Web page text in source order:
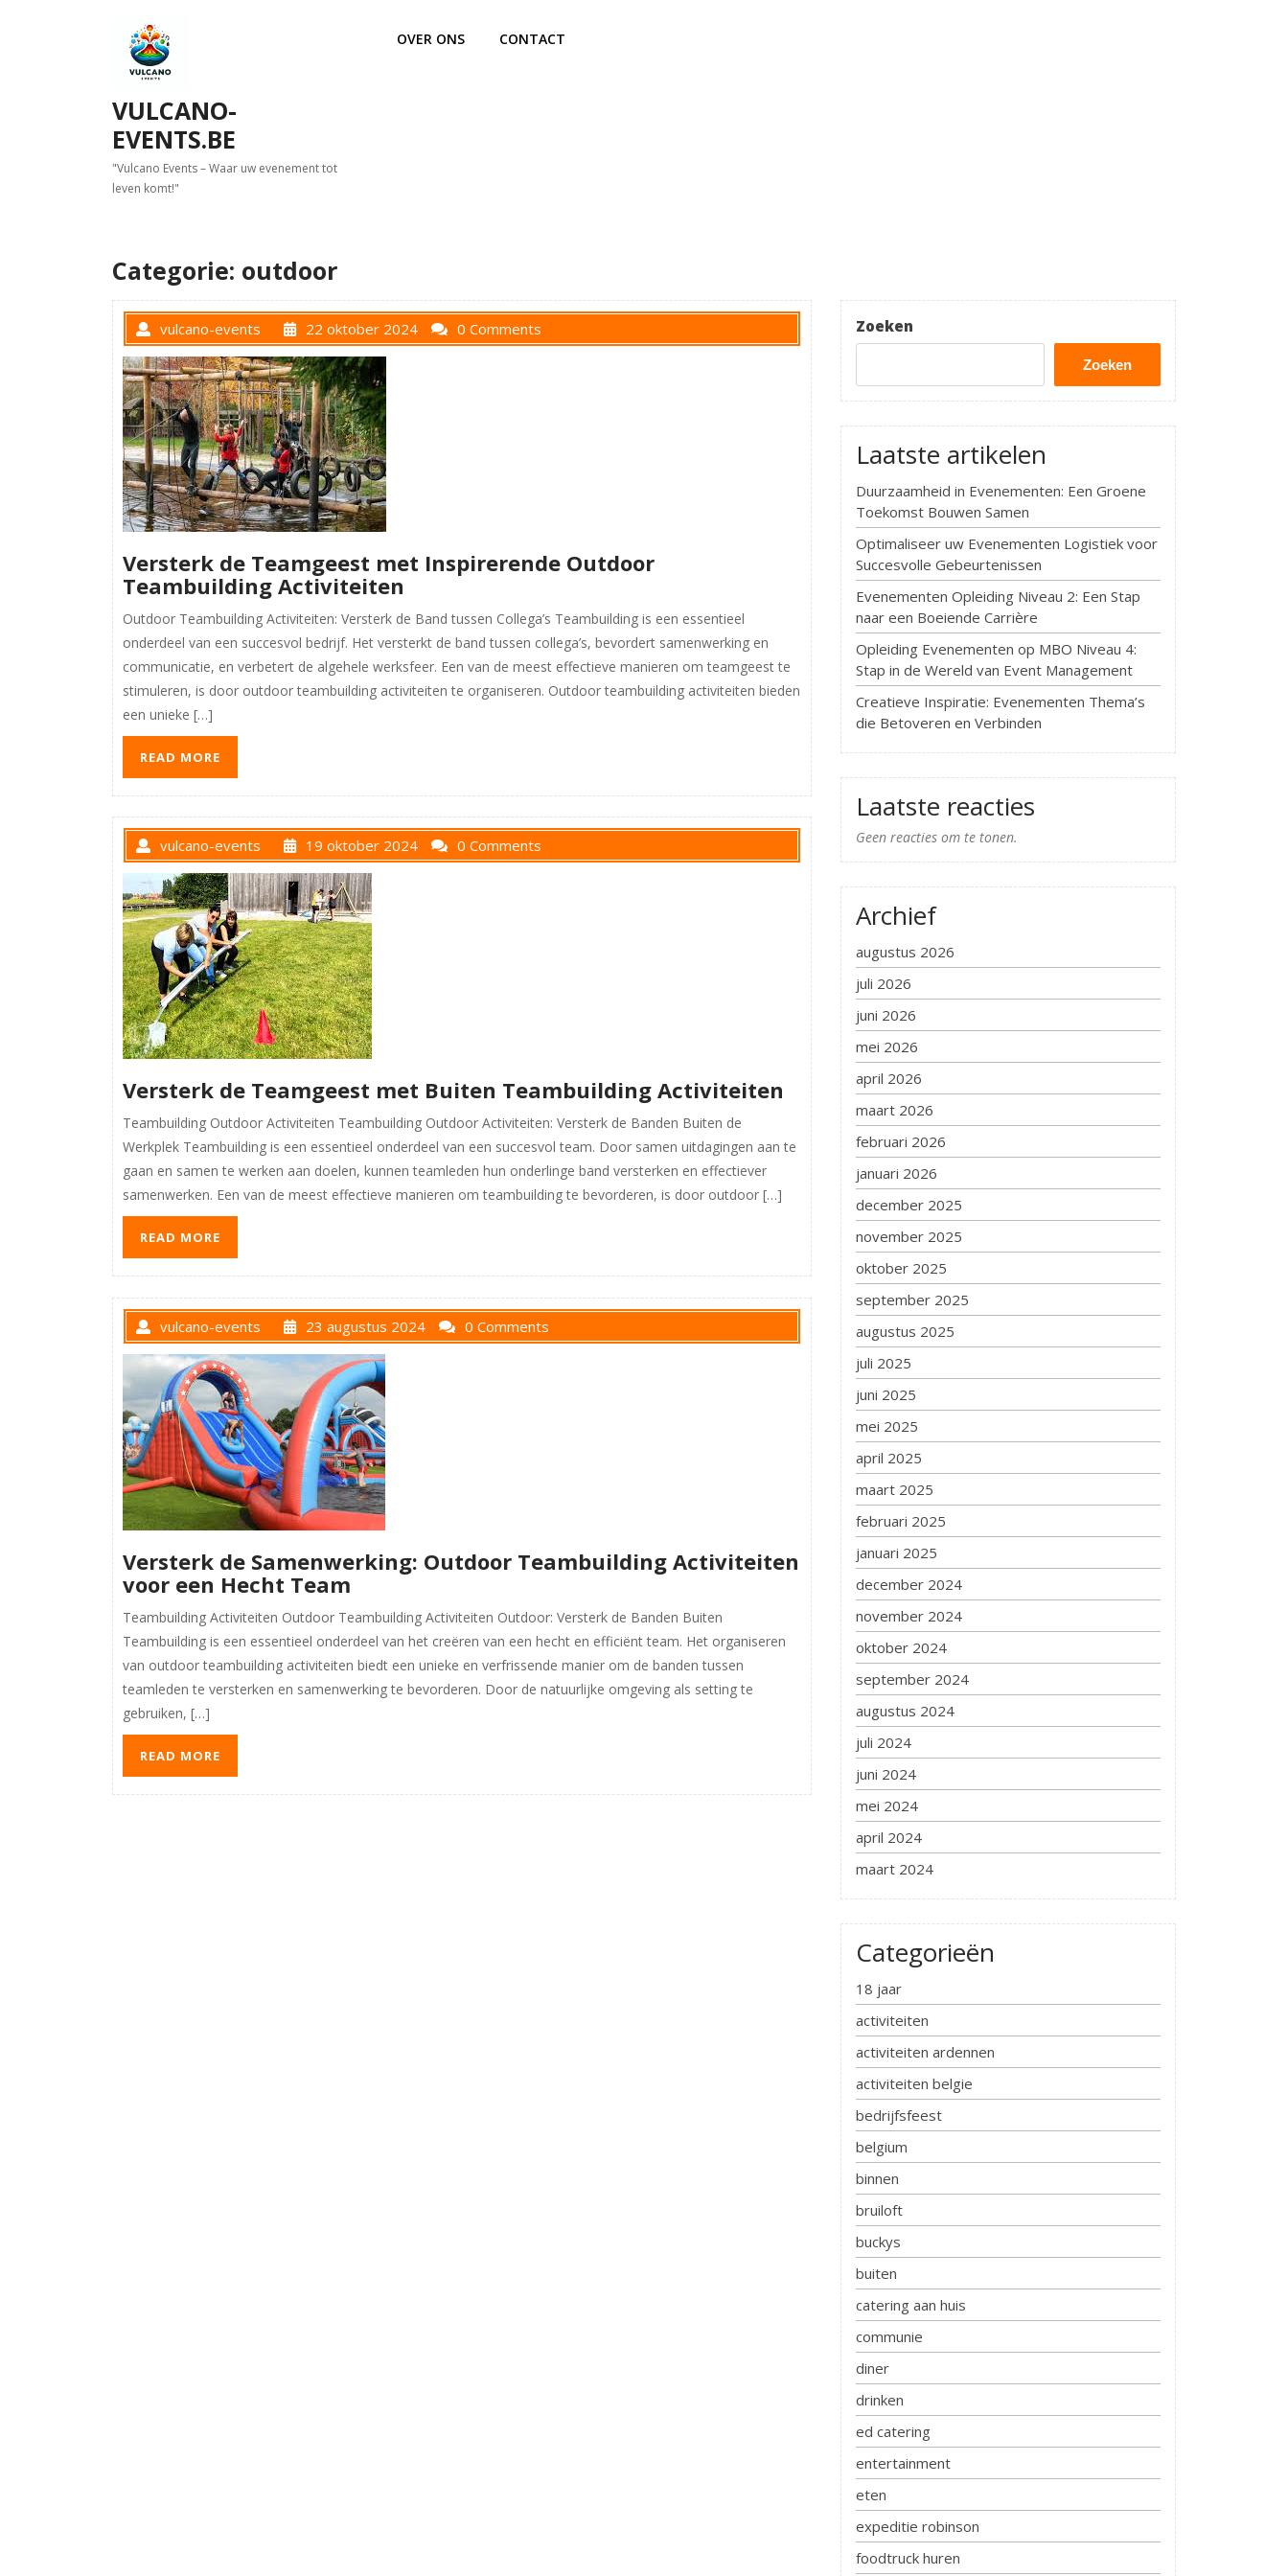
VULCANO-
EVENTS.BE
"Vulcano Events – Waar uw evenement tot
leven komt!"
OVER ONS CONTACT
Categorie: outdoor
vulcano-events 22 oktober 2024 0 Comments
Versterk de Teamgeest met Inspirerende Outdoor
Teambuilding Activiteiten
Outdoor Teambuilding Activiteiten: Versterk de Band tussen Collega’s Teambuilding is een essentieel
onderdeel van een succesvol bedrijf. Het versterkt de band tussen collega’s, bevordert samenwerking en
communicatie, en verbetert de algehele werksfeer. Een van de meest effectieve manieren om teamgeest te
stimuleren, is door outdoor teambuilding activiteiten te organiseren. Outdoor teambuilding activiteiten bieden
een unieke […]
READ MORE
vulcano-events 19 oktober 2024 0 Comments
Versterk de Teamgeest met Buiten Teambuilding Activiteiten
Teambuilding Outdoor Activiteiten Teambuilding Outdoor Activiteiten: Versterk de Banden Buiten de
Werkplek Teambuilding is een essentieel onderdeel van een succesvol team. Door samen uitdagingen aan te
gaan en samen te werken aan doelen, kunnen teamleden hun onderlinge band versterken en effectiever
samenwerken. Een van de meest effectieve manieren om teambuilding te bevorderen, is door outdoor […]
READ MORE
vulcano-events 23 augustus 2024 0 Comments
Versterk de Samenwerking: Outdoor Teambuilding Activiteiten
voor een Hecht Team
Teambuilding Activiteiten Outdoor Teambuilding Activiteiten Outdoor: Versterk de Banden Buiten
Teambuilding is een essentieel onderdeel van het creëren van een hecht en efficiënt team. Het organiseren
van outdoor teambuilding activiteiten biedt een unieke en verfrissende manier om de banden tussen
teamleden te versterken en samenwerking te bevorderen. Door de natuurlijke omgeving als setting te
gebruiken, […]
READ MORE
Zoeken
Zoeken
Laatste artikelen
Duurzaamheid in Evenementen: Een Groene
Toekomst Bouwen Samen
Optimaliseer uw Evenementen Logistiek voor
Succesvolle Gebeurtenissen
Evenementen Opleiding Niveau 2: Een Stap
naar een Boeiende Carrière
Opleiding Evenementen op MBO Niveau 4:
Stap in de Wereld van Event Management
Creatieve Inspiratie: Evenementen Thema’s
die Betoveren en Verbinden
Laatste reacties
Geen reacties om te tonen.
Archief
augustus 2026
juli 2026
juni 2026
mei 2026
april 2026
maart 2026
februari 2026
januari 2026
december 2025
november 2025
oktober 2025
september 2025
augustus 2025
juli 2025
juni 2025
mei 2025
april 2025
maart 2025
februari 2025
januari 2025
december 2024
november 2024
oktober 2024
september 2024
augustus 2024
juli 2024
juni 2024
mei 2024
april 2024
maart 2024
Categorieën
18 jaar
activiteiten
activiteiten ardennen
activiteiten belgie
bedrijfsfeest
belgium
binnen
bruiloft
buckys
buiten
catering aan huis
communie
diner
drinken
ed catering
entertainment
eten
expeditie robinson
foodtruck huren